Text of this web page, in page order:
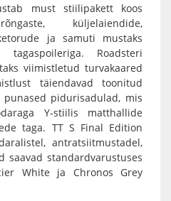
must stiilipakett koos
küljelaiendide,
ja samuti mustaks
Roadsteri
viimistletud turvakaared
täiendavad toonitud
pidurisadulad, mis
Y-stiilis matthallide
taga. TT S Final Edition
antratsiitmustadel,
saavad standardvarustuses
White ja Chronos Grey